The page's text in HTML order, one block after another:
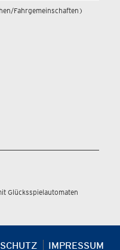
Fahrgemeinschaften)
Glücksspielautomaten
IMPRESSUM